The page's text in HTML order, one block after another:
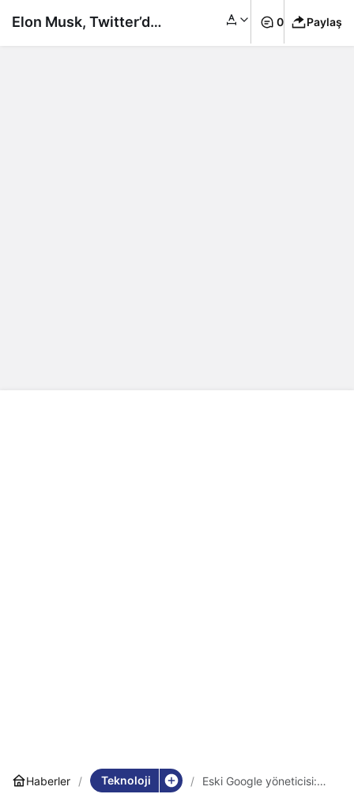
Haberler Teknoloji
Eski Google yöneticisi:
Elon Musk, Twitter’da 0 Paylaş